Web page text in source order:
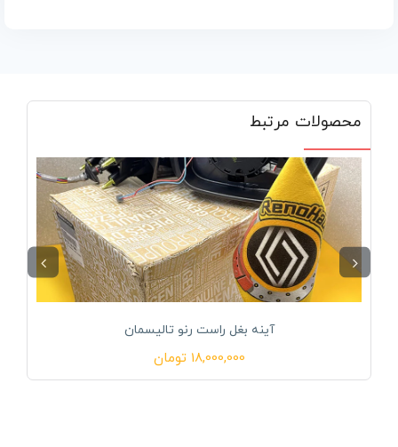
محصولات مرتبط
آینه بغل راست رنو تالیسمان
18,000,000 تومان